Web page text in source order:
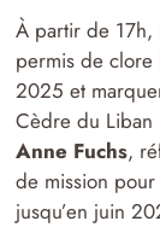
À partir de 17h,
permis de clore
2025 et
Cèdre du Liban
Anne Fuchs,
de mission pour
jusqu’en juin